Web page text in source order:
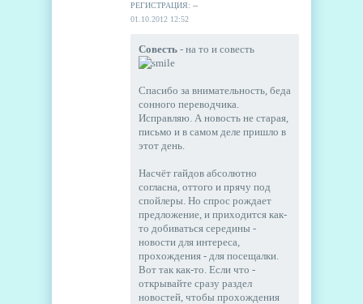
РЕГИСТРАЦИЯ: --
01.10.2012 12:52
Совесть - на то и совесть
Спасибо за внимательность, беда
сонного переводчика.
Исправляю. А новость не старая,
письмо и в самом деле пришло в
этот день.
Насчёт гайдов абсолютно
согласна, оттого и прячу под
спойлеры. Но спрос рождает
предложение, и приходится как-
то добиваться середины -
новости для интереса,
прохождения - для посещалки.
Вот так как-то. Если что -
открывайте сразу раздел
новостей, чтобы прохождения